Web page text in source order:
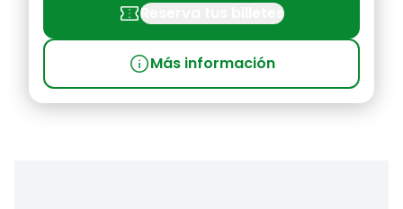
confirmation_numberReserva tus billetes
infoMás información